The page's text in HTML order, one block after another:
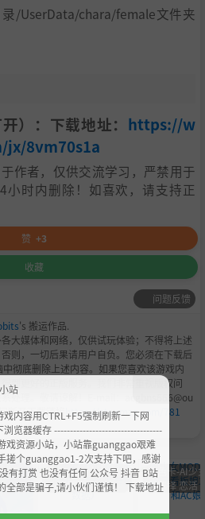
/UserData/chara/female文件夹
）：下载地址： https://w
8vm70s1a
作者，仅供交流学习，严禁用于
小时内删除！如喜欢，请支持正
赞 +3
收藏
问题反馈
's 搬运作品.
大媒体和网络，仅供试玩体验；不得将上述
则，一切后果请用户自负。您必须在下载后
彻底删除上述内容。如果您喜欢该游戏内
到更好的正版服务。我们非常重视版权问
处理。敬请谅解！E-mail：acgbns666@ou
断开下载链接 https://steamzg.com/781
心
角色卡-AI少女 甜
心选择 恋活
角色卡-AI少
心选择 恋活
站
内容用CTRL+F5强制刷新一下网
览器缓存 ----------------------------------
戏资源小站，小站靠guanggao艰难
搓个guanggao1-2次支持下吧，感谢
有打赏 也没有任何 公众号 抖音 B站
全部是骗子,请小伙们谨慎！ 下载地址